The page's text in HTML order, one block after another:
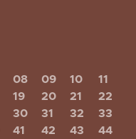
08 09 10
11
19 20 21
22
30 31 32
33
41 42 43
44